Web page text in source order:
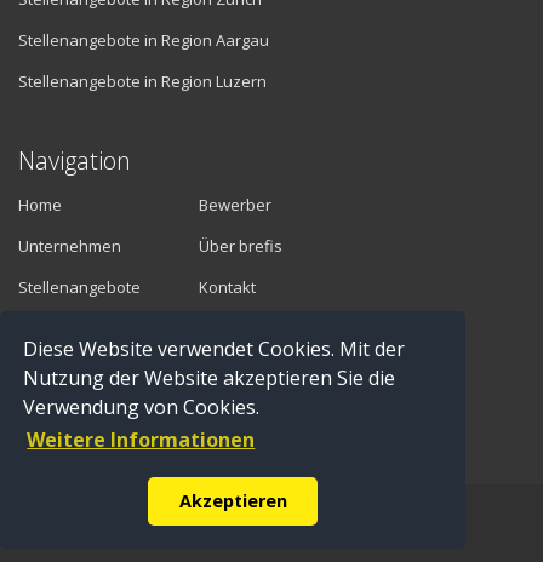
Diese Website verwendet Cookies. Mit der
Nutzung der Website akzeptieren Sie die
Verwendung von Cookies.
Weitere Informationen
Akzeptieren
Stellenangebote in Region Aargau
Stellenangebote in Region Luzern
Navigation
Home
Unternehmen
Stellenangebote
Bewerber
Über brefis
Kontakt
Vermittler
Anmelden
Registrieren
© Copyright 2016 brefis personal ag - 6300 Zug |